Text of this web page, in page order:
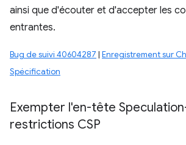
ainsi que d'écouter et d'accepter les
entrantes.
Bug de suivi 40604287 | Enregistrement sur
Spécification
Exempter l'en-tête
restrictions CSP